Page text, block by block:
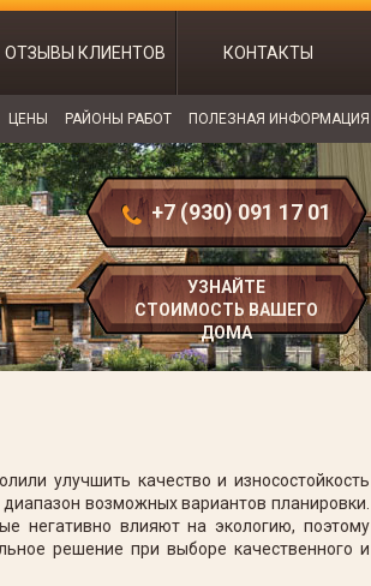
ОТЗЫВЫ КЛИЕНТОВ КОНТАКТЫ
ЦЕНЫ РАЙОНЫ РАБОТ ПОЛЕЗНАЯ ИНФОРМАЦИЯ
+7 (930) 091 17 01
УЗНАЙТЕ
СТОИМОСТЬ ВАШЕГО
ДОМА
улучшить качество и износостойкость
возможных вариантов планировки.
негативно влияют на экологию, поэтому
решение при выборе качественного и